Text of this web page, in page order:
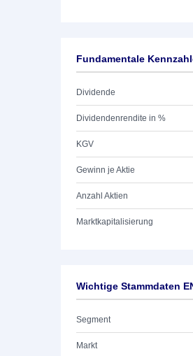
Fundamentale
Dividende
Dividendenrendite in %
KGV
Gewinn je Aktie
Anzahl Aktien
Marktkapitalisierung
Wichtige Stammdaten
Segment
Markt